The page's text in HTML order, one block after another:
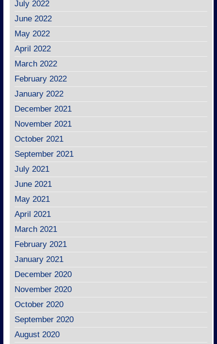
July 2022
June 2022
May 2022
April 2022
March 2022
February 2022
January 2022
December 2021
November 2021
October 2021
September 2021
July 2021
June 2021
May 2021
April 2021
March 2021
February 2021
January 2021
December 2020
November 2020
October 2020
September 2020
August 2020